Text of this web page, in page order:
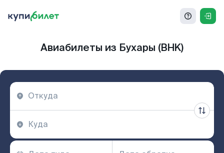
Авиабилеты из Бухары (BHK)